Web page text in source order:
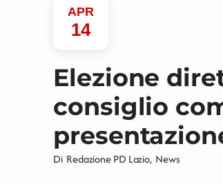
APR
14
Elezione
consiglio
Di Redazione PD Lazio, News